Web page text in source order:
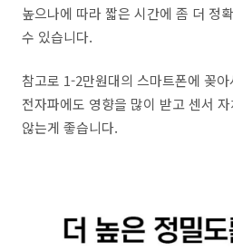
높으나에 따라 짧은 시간에 좀 더 정
수 있습니다.
참고로 1-2만원대의 스마트폰에 꽂
전자파에도 영향을 많이 받고 센서
않는게 좋습니다.